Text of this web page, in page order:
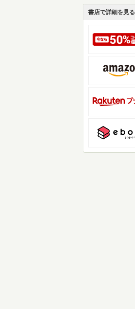
書店で詳細を見る